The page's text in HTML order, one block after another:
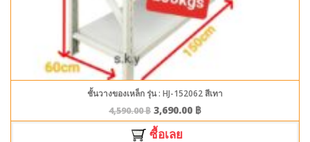
ชั้นวางของเหล็ก รุ่น : HJ-152062 สีเทา
4,590.00฿ 3,690.00 ฿
ซื้อเลย